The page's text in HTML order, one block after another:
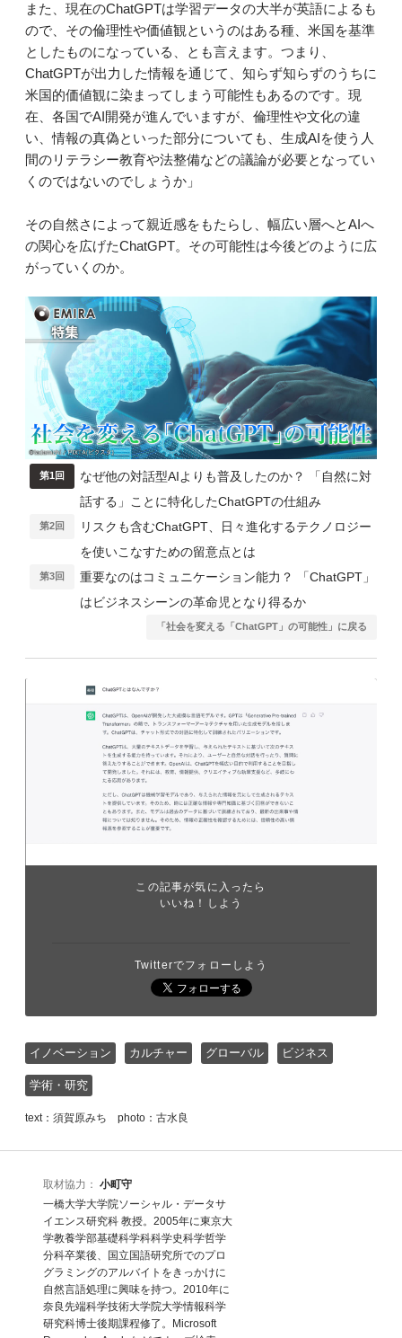
また、現在のChatGPTは学習データの大半が英語によるも
ので、その倫理性や価値観というのはある種、米国を基準
としたものになっている、とも言えます。つまり、
ChatGPTが出力した情報を通じて、知らず知らずのうちに
米国的価値観に染まってしまう可能性もあるのです。現
在、各国でAI開発が進んでいますが、倫理性や文化の違
い、情報の真偽といった部分についても、生成AIを使う人
間のリテラシー教育や法整備などの議論が必要となってい
くのではないのでしょうか」
その自然さによって親近感をもたらし、幅広い層へとAIへ
の関心を広げたChatGPT。その可能性は今後どのように広
がっていくのか。
第1回
なぜ他の対話型AIよりも普及したのか？ 「自然に対
話する」ことに特化したChatGPTの仕組み
第2回
リスクも含むChatGPT、日々進化するテクノロジー
を使いこなすための留意点とは
第3回
重要なのはコミュニケーション能力？ 「ChatGPT」
はビジネスシーンの革命児となり得るか
「社会を変える「ChatGPT」の可能性」に戻る
この記事が気に入ったら
いいね！しよう
Twitterでフォローしよう
イノベーション カルチャー グローバル ビジネス
学術・研究
text：須賀原みち photo：古水良
取材協力： 小町守
一橋大学大学院ソーシャル・データサ
イエンス研究科 教授。2005年に東京大
学教養学部基礎科学科科学史科学哲学
分科卒業後、国立国語研究所でのプロ
グラミングのアルバイトをきっかけに
自然言語処理に興味を持つ。2010年に
奈良先端科学技術大学院大学情報科学
研究科博士後期課程修了。Microsoft